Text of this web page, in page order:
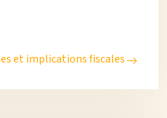
et implications fiscales